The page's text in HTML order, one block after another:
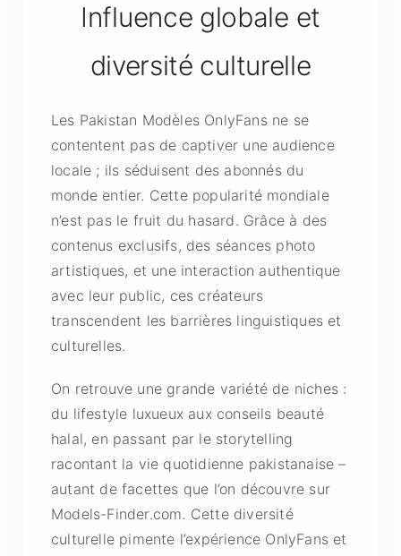
Influence globale et
diversité culturelle
Les Pakistan Modèles OnlyFans ne se
contentent pas de captiver une audience
locale ; ils séduisent des abonnés du
monde entier. Cette popularité mondiale
n’est pas le fruit du hasard. Grâce à des
contenus exclusifs, des séances photo
artistiques, et une interaction authentique
avec leur public, ces créateurs
transcendent les barrières linguistiques et
culturelles.
On retrouve une grande variété de niches :
du lifestyle luxueux aux conseils beauté
halal, en passant par le storytelling
racontant la vie quotidienne pakistanaise –
autant de facettes que l’on découvre sur
Models-Finder.com. Cette diversité
culturelle pimente l’expérience OnlyFans et